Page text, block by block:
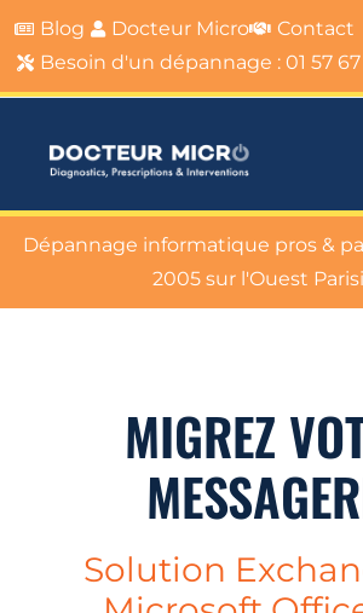
Blog Docteur Micro
Contact
Besoin d'un dépannage : 01 57 67
Dépannage informatique pros &
2005 sur l'Ouest
MIGREZ
Solution